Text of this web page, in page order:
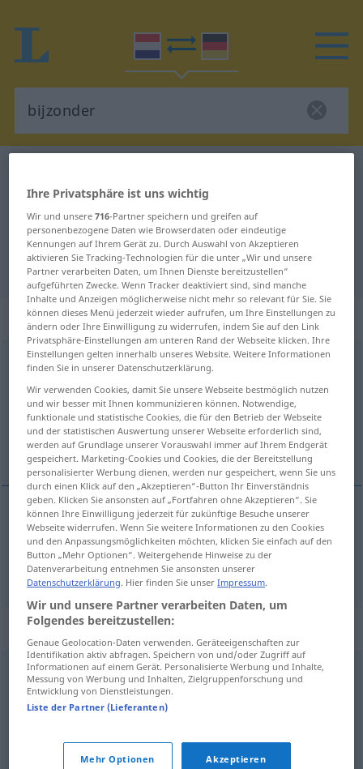
Niederländisch-Deutsch
Übersetzung für "bijzonder"
"bijzonder" Deutsch Übersetzung
„bijzonder“: bijvoeglijk naamwoord
bijzonder [biˑˈ-]adj
Übersicht aller Übersetzungen
(Für mehr Details die Übersetzung anklicken/antippen)
besonder, eigentümlich
besonder bijzonder
eigentümlich bijzonder
„bijzonder“: bijwoord
bijzonder [biˑˈ-]adv
Übersicht aller Übersetzungen
insbesondere im Einzelnen
Ihre Privatsphäre ist uns wichtig
Wir und unsere716-Partner speichern und greifen auf
personenbezogene Daten wie Browserdaten oder eindeutige
Kennungen auf Ihrem Gerät zu. Durch Auswahl von Akzeptieren
aktivieren Sie Tracking-Technologien für die unter „Wir und unsere
Partner verarbeiten Daten, um Ihnen Dienste bereitzustellen“
aufgeführten Zwecke. Wenn Tracker deaktiviert sind, sind manche
Inhalte und Anzeigen möglicherweise nicht mehr so relevant für Sie. Sie
können dieses Menü jederzeit wieder aufrufen, um Ihre Einstellungen zu
ändern oder Ihre Einwilligung zu widerrufen, indem Sie auf den Link
Privatsphäre-Einstellungen am unteren Rand der Webseite klicken. Ihre
Einstellungen gelten innerhalb unseres Website. Weitere Informationen
finden Sie in unserer Datenschutzerklärung.
Wir verwenden Cookies, damit Sie unsere Webseite bestmöglich nutzen
und wir besser mit Ihnen kommunizieren können. Notwendige,
funktionale und statistische Cookies, die für den Betrieb der Webseite
und der statistischen Auswertung unserer Webseite erforderlich sind,
werden auf Grundlage unserer Vorauswahl immer auf Ihrem Endgerät
gespeichert. Marketing-Cookies und Cookies, die der Bereitstellung
personalisierter Werbung dienen, werden nur gespeichert, wenn Sie uns
durch einen Klick auf den „Akzeptieren“-Button Ihr Einverständnis
geben. Klicken Sie ansonsten auf „Fortfahren ohne Akzeptieren“. Sie
können Ihre Einwilligung jederzeit für zukünftige Besuche unserer
Webseite widerrufen. Wenn Sie weitere Informationen zu den Cookies
und den Anpassungsmöglichkeiten möchten, klicken Sie einfach auf den
Button „Mehr Optionen“. Weitergehende Hinweise zu der
Datenverarbeitung entnehmen Sie ansonsten unserer
Datenschutzerklärung. Hier finden Sie unserImpressum.
Wir und unsere Partner verarbeiten Daten, um
Folgendes bereitzustellen:
Genaue Geolocation-Daten verwenden. Geräteeigenschaften zur
Identifikation aktiv abfragen. Speichern von und/oder Zugriff auf
Informationen auf einem Gerät. Personalisierte Werbung und Inhalte,
Messung von Werbung und Inhalten, Zielgruppenforschung und
Entwicklung von Dienstleistungen.
Liste der Partner (Lieferanten)
Mehr Optionen Akzeptieren